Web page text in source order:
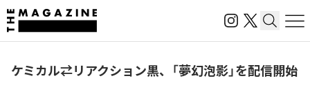
ケミカル⇄リアクション黒、「夢幻泡影」を配信開始